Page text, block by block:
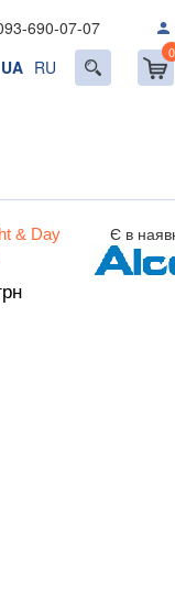
690-07-07
UA RU
0
& Day
Є в